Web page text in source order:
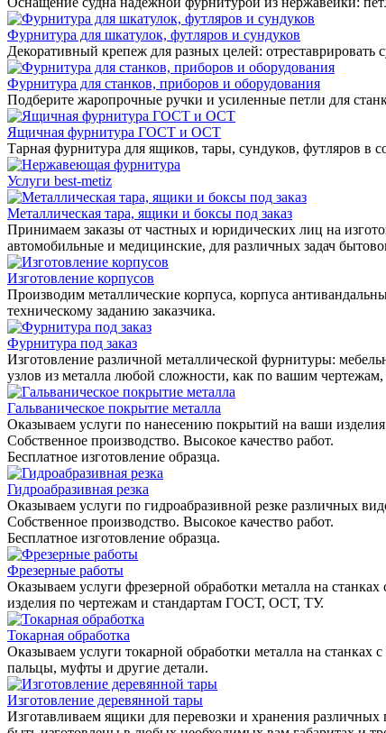
Фурнитура для шкатулок, футляров и сундуков
Декоративный крепеж для разных целей: отреставрировать
Фурнитура для станков, приборов и оборудования
Подберите жаропрочные ручки и усиленные петли для
Ящичная фурнитура ГОСТ и ОСТ
Тарная фурнитура для ящиков, тары, сундуков, футляров в
Услуги best-metiz
Металлическая тара, ящики и боксы под заказ
Принимаем заказы от частных и юридических лиц на
автомобильные и медицинские, для различных задач
Изготовление корпусов
Производим металлические корпуса, корпуса
техническому заданию заказчика.
Фурнитура под заказ
Изготовление различной металлической фурнитуры:
узлов из металла любой сложности, как по вашим чертежам,
Гальваническое покрытие металла
Оказываем услуги по нанесению покрытий на ваши
Собственное производство. Высокое качество работ.
Бесплатное изготовление образца.
Гидроабразивная резка
Оказываем услуги по гидроабразивной резке различных
Собственное производство. Высокое качество работ.
Бесплатное изготовление образца.
Фрезерные работы
Оказываем услуги фрезерной обработки металла на
изделия по чертежам и стандартам ГОСТ, ОСТ, ТУ.
Токарная обработка
Оказываем услуги токарной обработки металла на
пальцы, муфты и другие детали.
Изготовление деревянной тары
Изготавливаем ящики для перевозки и хранения